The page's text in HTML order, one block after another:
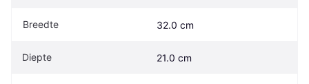
Breedte 32.0 cm
Diepte 21.0 cm